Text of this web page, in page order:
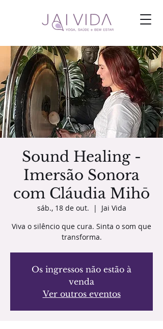
Sound Healing -
Imersão Sonora
com Cláudia Mihō
sáb., 18 de out.
  |
Jai Vida
Viva o silêncio que cura. Sinta o som que
transforma.
Os ingressos não estão à
venda
Ver outros eventos